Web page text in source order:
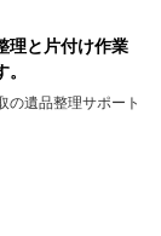
理と片付け作業
の遺品整理サポート